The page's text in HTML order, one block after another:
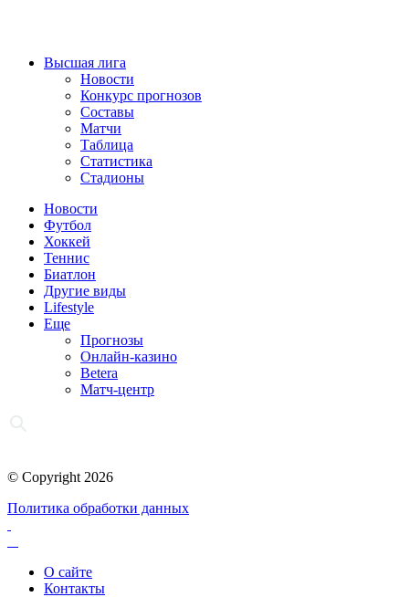
Высшая лига
Новости
Конкурс прогнозов
Составы
Матчи
Таблица
Статистика
Стадионы
Новости
Футбол
Хоккей
Теннис
Биатлон
Другие виды
Lifestyle
Еще
Прогнозы
Онлайн-казино
Betera
Матч-центр
© Copyright 2026
Политика обработки данных
О сайте
Контакты